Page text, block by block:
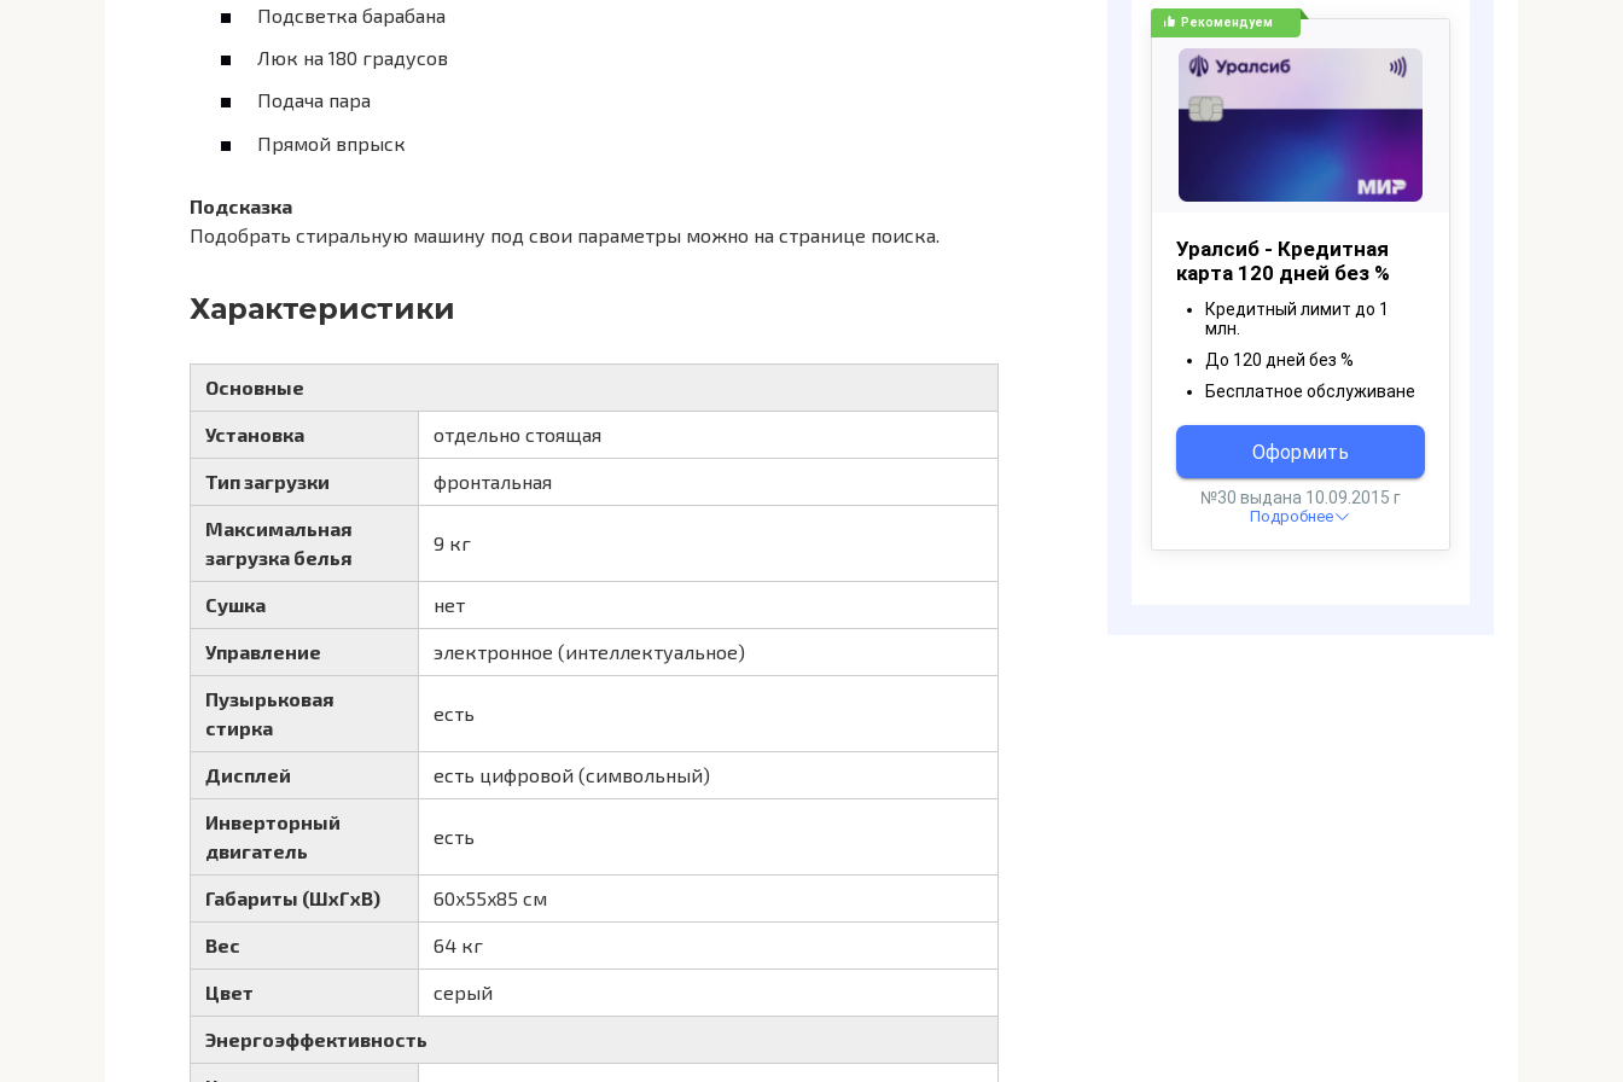
Подсветка барабана
Люк на 180 градусов
Подача пара
Прямой впрыск
Подсказка
Подобрать стиральную машину под свои параметры можно на странице поиска.
Характеристики
Основные
Установка отдельно стоящая
Тип загрузки фронтальная
Максимальная
загрузка белья
9 кг
Сушка нет
Управление электронное (интеллектуальное)
Пузырьковая
стирка
есть
Дисплей есть цифровой (символьный)
Инверторный
двигатель
есть
Габариты (ШxГxВ) 60x55x85 см
Вес 64 кг
Цвет серый
Энергоэффективность